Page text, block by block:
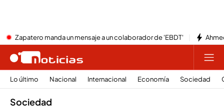
Zapatero manda un mensaje a un colaborador de 'EBDT'
Lo último Nacional Internacional Economía Sociedad
Sociedad